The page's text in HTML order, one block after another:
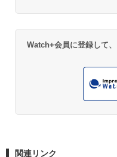
Watch+会員に登録して
関連リンク